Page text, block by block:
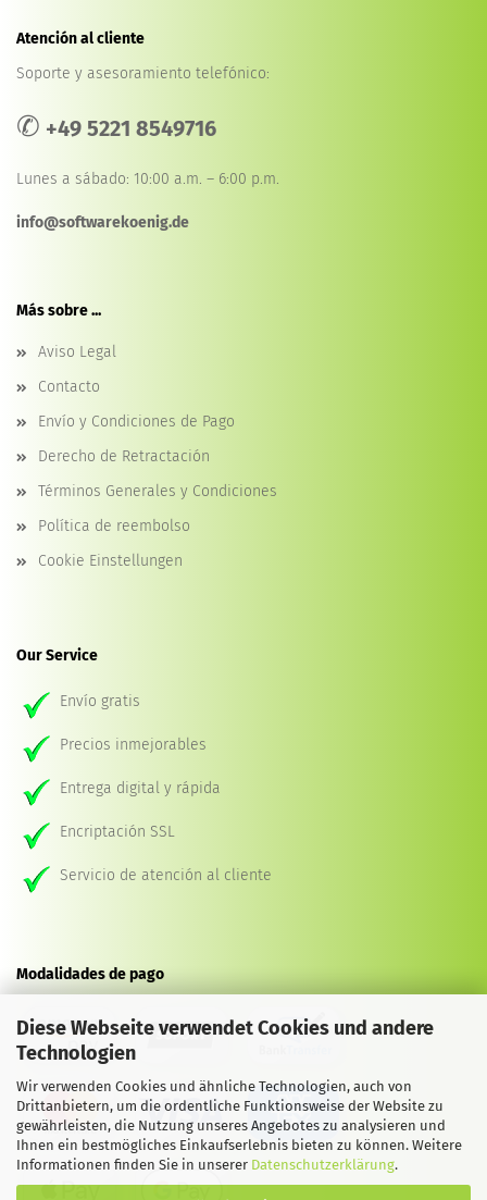
Diese Webseite verwendet Cookies und andere
Technologien
Wir verwenden Cookies und ähnliche Technologien, auch von
Drittanbietern, um die ordentliche Funktionsweise der Website zu
gewährleisten, die Nutzung unseres Angebotes zu analysieren und
Ihnen ein bestmögliches Einkaufserlebnis bieten zu können. Weitere
Informationen finden Sie in unserer Datenschutzerklärung.
Atención al cliente
Soporte y asesoramiento telefónico:
✆ +49 5221 8549716
Lunes a sábado: 10:00 a.m. – 6:00 p.m.
info@softwarekoenig.de
Más sobre ...
Aviso Legal
Contacto
Envío y Condiciones de Pago
Derecho de Retractación
Términos Generales y Condiciones
Política de reembolso
Cookie Einstellungen
Our Service
Envío gratis
Precios inmejorables
Entrega digital y rápida
Encriptación SSL
Servicio de atención al cliente
Modalidades de pago